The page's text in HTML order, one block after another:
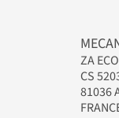
ZA
CS
81036